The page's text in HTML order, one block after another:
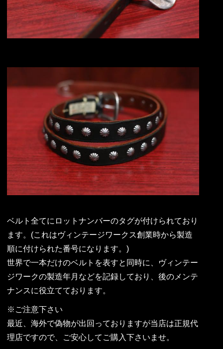
ベルト全てにロットナンバーのタグが付けられており
ます。(これはヴィンテージワークス創業時から製造
順に付けられた番号になります。)
世界で一本だけのベルトを表すと同時に、ヴィンテー
ジワークの製造年月などを記録しており、後のメンテ
ナンスに役立てております。
※ご注意下さい
最近、海外で偽物が出回っておりますが当店は正規代
理店ですので、ご安心してご購入下さいませ。